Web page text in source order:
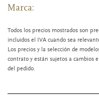
Marca:
Todos los precios mostrados son
incluidos el IVA cuando sea
Los precios y la selección de
contrato y están sujetos a cambios
del pedido.